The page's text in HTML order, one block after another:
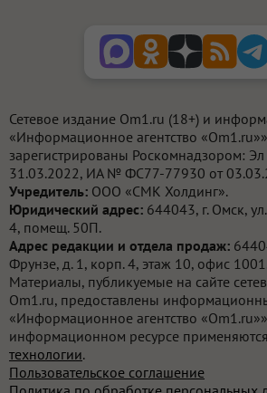
Сетевое издание Om1.ru (18+) и
«Информационное агентство
зарегистрированы Роскомнадзором:
31.03.2022, ИА № ФС77-77930 от
Учредитель: ООО «СМК Холдинг».
Юридический адрес: 644043, г. Омск,
4, помещ. 50П.
Адрес редакции и отдела продаж:
Фрунзе, д. 1, корп. 4, этаж 10, офис
Материалы, публикуемые на сайте
Om1.ru, предоставлены
«Информационное агентство
информационном ресурсе применяются
технологии.
Пользовательское соглашение